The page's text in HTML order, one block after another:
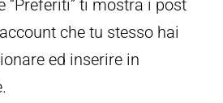
“Preferiti” ti mostra i post
che tu stesso hai
ed inserire in